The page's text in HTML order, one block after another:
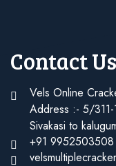
Contact Us
Vels Online
Address :- 5/311-
Sivakasi to
+91 9952503508